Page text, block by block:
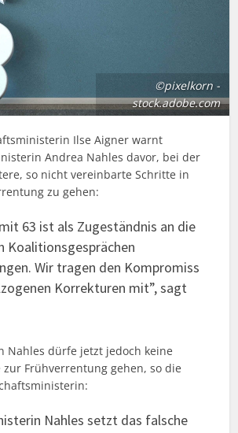
©pixelkorn -
stock.adobe.com
Ilse Aigner warnt
Andrea Nahles davor, bei der
so nicht vereinbarte Schritte in
zu gehen:
63 ist als Zugeständnis an die
Koalitionsgesprächen
Wir tragen den Kompromiss
Korrekturen mit”, sagt
Nahles dürfe jetzt jedoch keine
Frühverrentung gehen, so die
Nahles setzt das falsche